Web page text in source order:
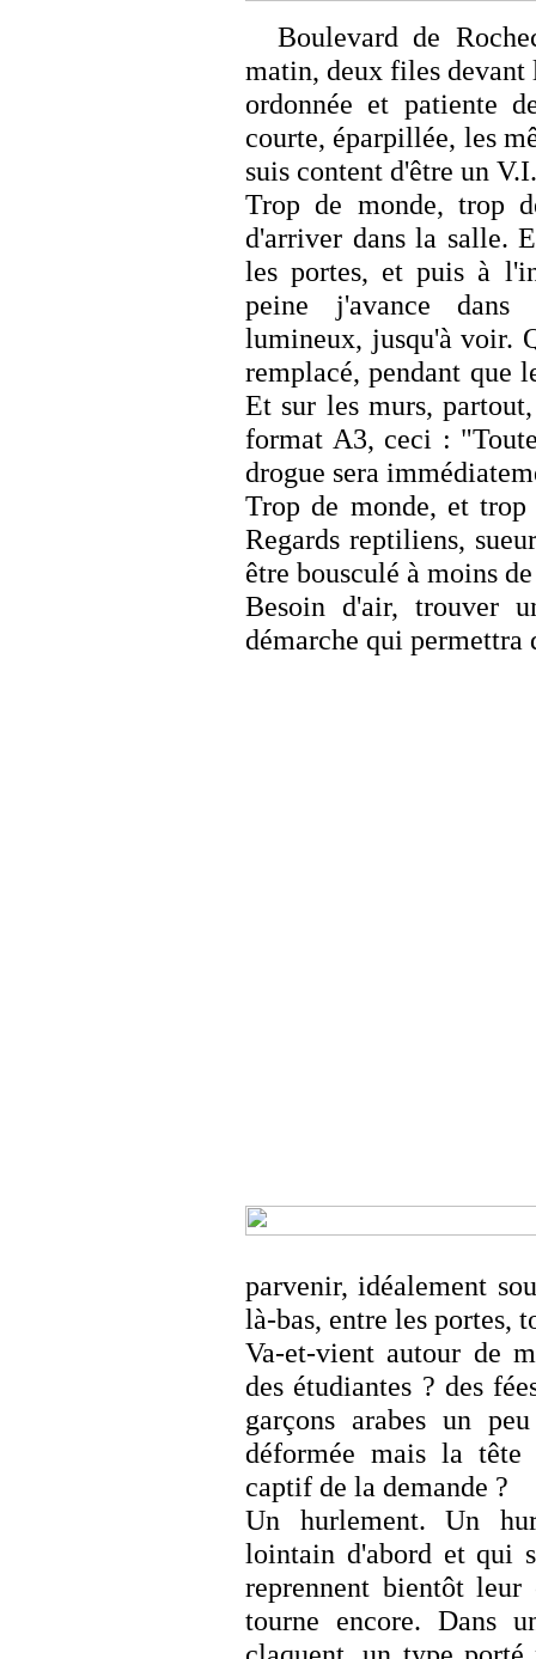
Boulevard de
matin, deux files
ordonnée et patiente
courte, éparpillée, les
suis content d'être un
Trop de monde, trop
d'arriver dans la salle.
les portes, et puis à
peine j'avance dans
lumineux, jusqu'à voir.
remplacé, pendant que
Et sur les murs,
format A3, ceci :
drogue sera
Trop de monde, et
Regards reptiliens,
être bousculé à moins
Besoin d'air, trouver
démarche qui permettra
parvenir, idéalement
là-bas, entre les portes,
Va-et-vient autour de
des étudiantes ? des
garçons arabes un
déformée mais la
captif de la demande ?
Un hurlement. Un
lointain d'abord et qui
reprennent bientôt
tourne encore. Dans